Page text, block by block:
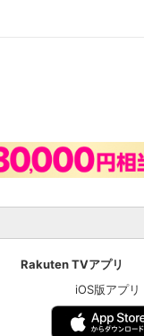
Rakuten TVアプリ
iOS版アプリ